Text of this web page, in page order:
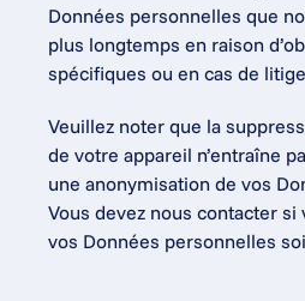
Données personnelles que
plus longtemps en raison
spécifiques ou en cas de
Veuillez noter que la
de votre appareil n’entraîne
une anonymisation de vos
Vous devez nous contacter si
vos Données personnelles